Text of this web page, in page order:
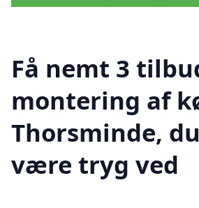
Få nemt 3
montering af
Thorsminde,
være tryg ved